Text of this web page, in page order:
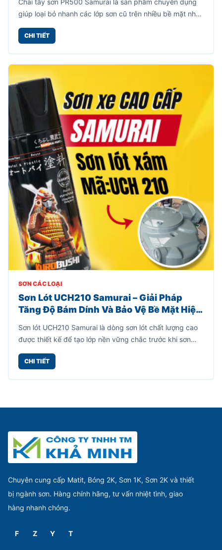
giúp loại bỏ nhanh các lớp sơn cũ trên nhiều bề mặt như
nhiều vật dụng khác.
CHI TIẾT
SƠN CÁC LOẠI
Sơn Lót UCH210 Samurai – Giải Pháp
Tăng Độ Bám Dính Và Bảo Vệ Bề Mặt Hiệu
Sơn lót UCH210 Samurai là dòng sơn lót chất lượng cao
được thiết kế để tạo lớp nền vững chắc trước khi sơn
và lớp sơn hoàn thiện, đồng thời hạn chế bong tróc, nứt
CHI TIẾT
Chuyên cung cấp Matit, Bóng 2K, Sơn 1K, Sơn 2K và thiết
bị ngành sơn. Hàng chính hãng, tư vấn nhiệt tình, giao
hàng nhanh chóng.
F Z Y T